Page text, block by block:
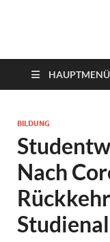
das
HAUPTMENÜ
BILDUNG
Nach